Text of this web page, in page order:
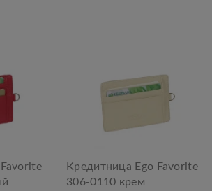
Кредитница Ego Favorite
306-0110 крем